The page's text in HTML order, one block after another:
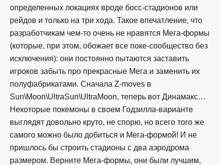
определенных локациях вроде босс-стадионов или
рейдов и только на три хода. Такое впечатление, что
разработчикам чем-то очень не нравятся Мега-формы
(которые, при этом, обожает все поке-сообщество без
исключения): они постоянно пытаются заставить
игроков забыть про прекрасные Мега и заменить их
полуфабрикатами. Сначала Z-moves в
Sun\Moon\UltraSun\UltraMoon, теперь вот Динамакс…
Некоторые покемоны в своем Годзилла-варианте
выглядят довольно круто, не спорю, но всего того же
самого можно было добиться и Мега-формой! И не
пришлось бы строить стадионы с два аэродрома
размером. Верните Мега-формы, они были лучшим,